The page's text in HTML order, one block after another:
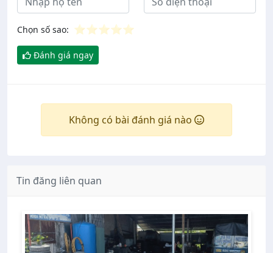
Chọn số sao: ⭐⭐⭐⭐⭐
Đánh giá ngay
Không có bài đánh giá nào
Tin đăng liên quan